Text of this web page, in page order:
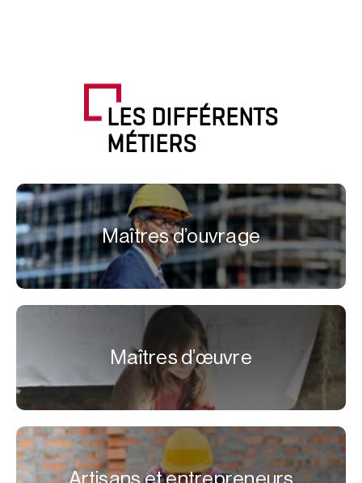
LES DIFFÉRENTS
MÉTIERS
Maîtres d’ouvrage
Maîtres d’œuvre
Artisans et entrepreneurs